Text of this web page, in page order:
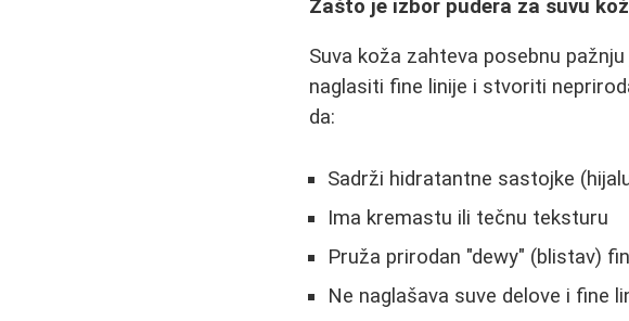
Zašto je izbor pudera za suvu
Suva koža zahteva posebnu
naglasiti fine linije i stvoriti
da:
Sadrži hidratantne sastojke
Ima kremastu ili tečnu teksturu
Pruža prirodan "dewy" (blistav)
Ne naglašava suve delove i fine